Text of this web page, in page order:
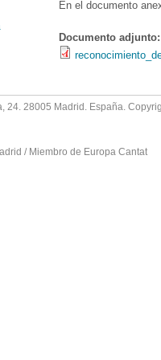
En el documento
Documento adjunto:
24. 28005 Madrid. España.
/ Miembro de Europa Cantat